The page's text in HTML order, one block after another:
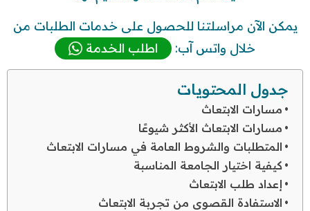
يمكن الآن مراسلتنا للحصول على خدمات الطلبات من
خلال واتس آب:
اطلب الخدمة
جدول المحتويات
مسارات الابتعاث
مسارات الابتعاث الأكثر شيوعًا
المتطلبات والشروط العامة في مسارات الابتعاث
كيفية اختيار الجامعة المناسبة
إعداد طلب الابتعاث
الاستفادة القصوى من تجربة الابتعاث